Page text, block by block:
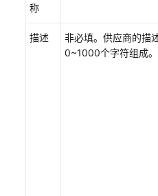
组
库
称
描述
非必填。供应商的描
0~1000个字符组成。